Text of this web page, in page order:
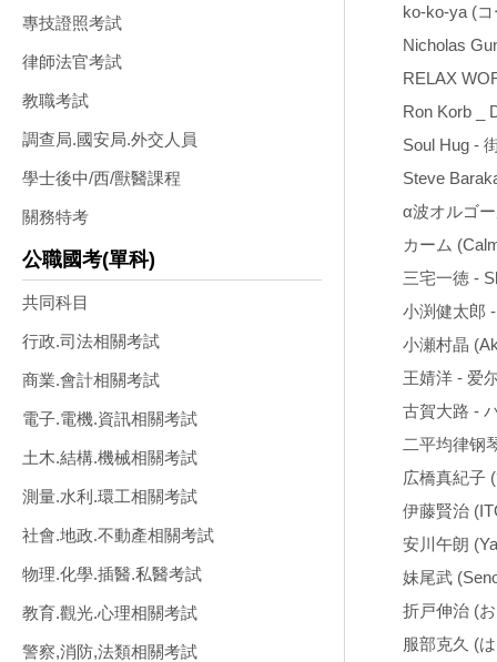
專技證照考試
律師法官考試
教職考試
調查局.國安局.外交人員
學士後中/西/獸醫課程
關務特考
公職國考(單科)
共同科目
行政.司法相關考試
商業.會計相關考試
電子.電機.資訊相關考試
土木.結構.機械相關考試
測量.水利.環工相關考試
社會.地政.不動產相關考試
物理.化學.插醫.私醫考試
教育.觀光.心理相關考試
警察,消防,法類相關考試
ko-ko-ya (
Nicholas
RELAX
Ron Korb _
Soul Hug -
Steve
α波オルゴ
カーム
三宅一徳 -
小渕健太郎
小瀬村晶
王婧洋 - 爱
古賀大路 -
二平均律钢
広橋真紀子
伊藤賢治
安川午朗
妹尾武
折戸伸治 (
服部克久 (